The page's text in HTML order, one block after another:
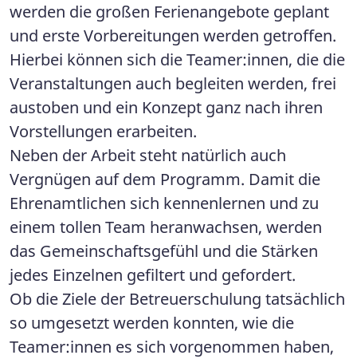
werden die großen Ferienangebote geplant
und erste Vorbereitungen werden getroffen.
Hierbei können sich die Teamer:innen, die die
Veranstaltungen auch begleiten werden, frei
austoben und ein Konzept ganz nach ihren
Vorstellungen erarbeiten.
Neben der Arbeit steht natürlich auch
Vergnügen auf dem Programm. Damit die
Ehrenamtlichen sich kennenlernen und zu
einem tollen Team heranwachsen, werden
das Gemeinschaftsgefühl und die Stärken
jedes Einzelnen gefiltert und gefordert.
Ob die Ziele der Betreuerschulung tatsächlich
so umgesetzt werden konnten, wie die
Teamer:innen es sich vorgenommen haben,